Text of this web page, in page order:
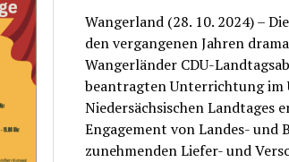
Wangerland (28. 10. 2024) –
den vergangenen Jahren
Wangerländer CDU-
beantragten Unterrichtung im
Niedersächsischen Landtages
Engagement von Landes- und
zunehmenden Liefer- und